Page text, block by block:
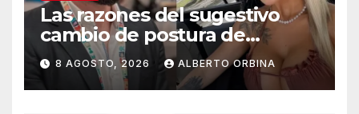
Las razones del sugestivo
cambio de postura de
Candela Arizaga y los
beneficios de ser un Moyano
8 AGOSTO, 2026 ALBERTO ORBINA